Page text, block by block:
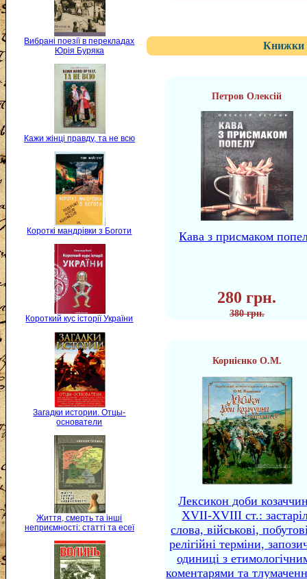
Вибрані поезії в перекладах
Юрія Буряка
Кажи жінці правду, та не всю
Короткі мандрівки з Боготи
Короткий кус історії України
Загадки истории. Отцы-
основатели
Життя, смерть та інші
неприємності: статті та есеї
Книжки
Петров Олексій
Кава з присмаком
280 грн.
380 грн.
Корнієнко О.М.
Лексикон доби
XVII-XVIII ст.:
слова, військові,
релігійні терміни,
одиниці з
коментарями та